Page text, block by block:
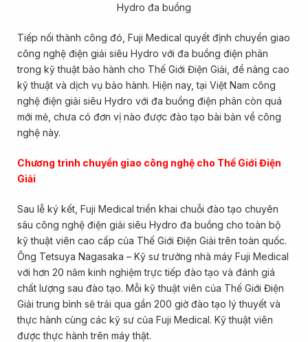
Hydro đa buồng
Tiếp nối thành công đó, Fuji Medical quyết định chuyển giao
công nghệ điện giải siêu Hydro với đa buồng điện phân
trong kỹ thuật bảo hành cho Thế Giới Điện Giải, để nâng cao
kỹ thuật và dịch vụ bảo hành. Hiện nay, tại Việt Nam công
nghệ điện giải siêu Hydro với đa buồng điện phân còn quá
mới mẻ, chưa có đơn vị nào được đào tạo bài bản về công
nghệ này.
Chương trình chuyển giao công nghệ cho Thế Giới Điện
Giải
Sau lễ ký kết, Fuji Medical triển khai chuỗi đào tạo chuyên
sâu công nghệ điện giải siêu Hydro đa buồng cho toàn bộ
kỹ thuật viên cao cấp của Thế Giới Điện Giải trên toàn quốc.
Ông Tetsuya Nagasaka – Kỹ sư trưởng nhà máy Fuji Medical
với hơn 20 năm kinh nghiệm trực tiếp đào tạo và đánh giá
chất lượng sau đào tạo. Mỗi kỹ thuật viên của Thế Giới Điện
Giải trung bình sẽ trải qua gần 200 giờ đào tạo lý thuyết và
thực hành cùng các kỹ sư của Fuji Medical. Kỹ thuật viên
được thực hành trên máy thật.